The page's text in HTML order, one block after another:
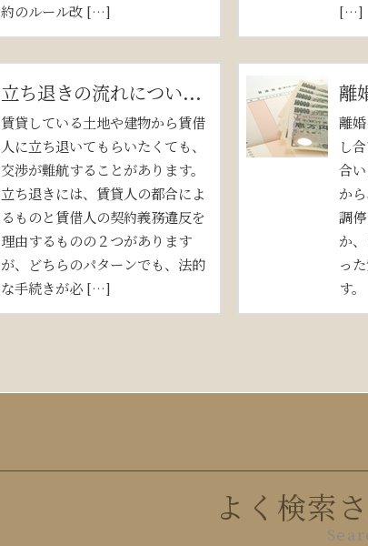
約のルール改 […]
[…]
立ち退きの流れについ...
賃貸している土地や建物から賃借
人に立ち退いてもらいたくても、
交渉が難航することがあります。
立ち退きには、賃貸人の都合によ
るものと賃借人の契約義務違反を
理由するものの２つがあります
が、どちらのパターンでも、法的
な手続きが必 […]
離
離
し
合
か
調
か
っ
す
よく検索